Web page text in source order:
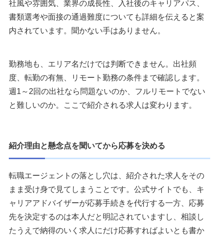
社風や雰囲気、業界の成長性、入社後のキャリアパス、
書類選考や面接の通過難度についても詳細を伝えると案
内されています。聞かない手はありません。
勤務地も、エリア名だけでは判断できません。出社頻
度、転勤の有無、リモート勤務の条件まで確認します。
週1～2回の出社なら問題ないのか、フルリモートでない
と難しいのか。ここで紹介される求人は変わります。
紹介理由と懸念点を聞いてから応募を決める
転職エージェントの落とし穴は、紹介された求人をその
まま受け身で見てしまうことです。公式サイトでも、キ
ャリアアドバイザーが応募手続きを代行する一方、応募
先を決定するのは本人だと明記されていますし、相談し
たうえで納得のいく求人にだけ応募すればよいとも書か